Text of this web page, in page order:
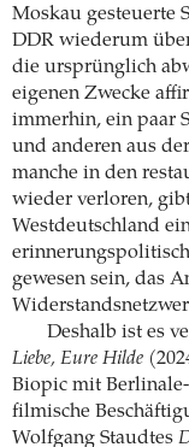
Moskau gesteuerte
DDR wiederum
die ursprünglich
eigenen Zwecke
immerhin, ein paar
und anderen aus
manche in den
wieder verloren,
Westdeutschland
gewesen sein, das
Deshalb ist es
Liebe, Eure Hilde
Biopic mit
filmische
Wolfgang Staudtes